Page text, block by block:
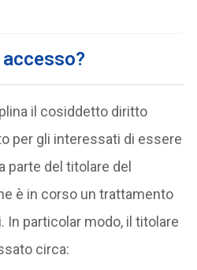
il cosiddetto diritto
per gli interessati di essere
parte del titolare del
è in corso un trattamento
In particolar modo, il titolare
circa: